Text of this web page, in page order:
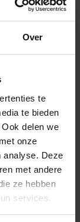
Over
te
te bieden
delen we
onze
analyse. Deze
met andere
ze hebben
services.
+